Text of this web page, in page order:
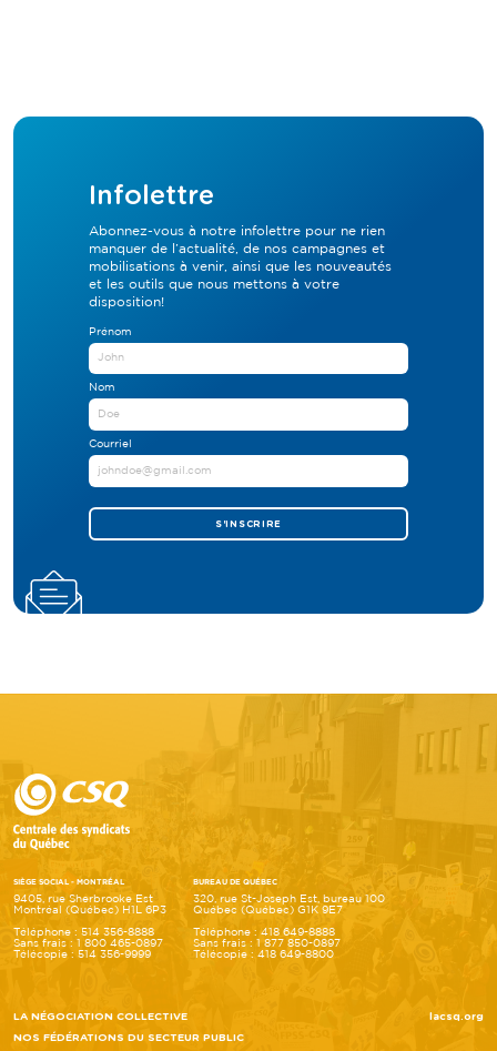
Infolettre
Abonnez-vous à notre infolettre pour ne rien
manquer de l’actualité, de nos campagnes et
mobilisations à venir, ainsi que les nouveautés
et les outils que nous mettons à votre
disposition!
Prénom
Nom
Courriel
S'INSCRIRE
SIÈGE SOCIAL - MONTRÉAL
9405, rue Sherbrooke Est
Montréal (Québec) H1L 6P3
Téléphone : 514 356-8888
Sans frais : 1 800 465-0897
Télécopie : 514 356-9999
BUREAU DE QUÉBEC
320, rue St-Joseph Est, bureau 100
Québec (Québec) G1K 9E7
Téléphone : 418 649-8888
Sans frais : 1 877 850-0897
Télécopie : 418 649-8800
LA NÉGOCIATION COLLECTIVE
NOS FÉDÉRATIONS DU SECTEUR PUBLIC
lacsq.org